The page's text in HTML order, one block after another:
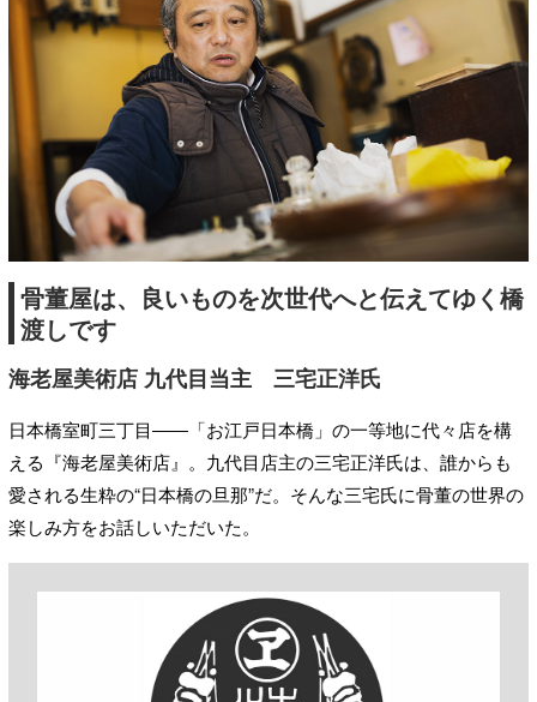
骨董屋は、良いものを次世代へと伝えてゆく橋
渡しです
海老屋美術店 九代目当主 三宅正洋氏
日本橋室町三丁目――「お江戸日本橋」の一等地に代々店を構
える『海老屋美術店』。九代目店主の三宅正洋氏は、誰からも
愛される生粋の“日本橋の旦那”だ。そんな三宅氏に骨董の世界の
楽しみ方をお話しいただいた。